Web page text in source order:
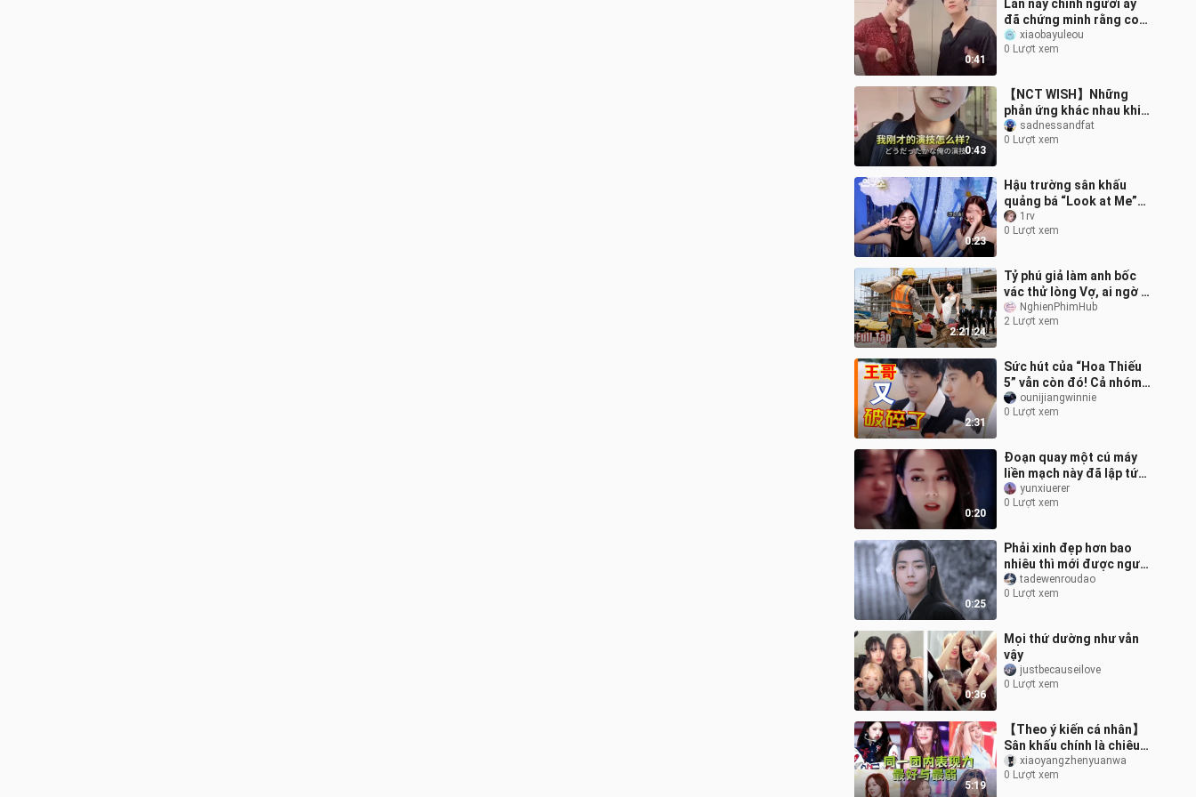
0:41
Lần này chính người ấy
đã chứng minh rằng con
người sống bên nhau lâu
ngày sẽ ngày càng giống
xiaobayuleou
0 Lượt xem
0:43
【NCT WISH】Những
phản ứng khác nhau khi
bị từ chối tỏ tình
sadnessandfat
0 Lượt xem
0:23
Hậu trường sân khấu
quảng bá “Look at Me”
của Tử Du – bản cắt
1rv
0 Lượt xem
2:21:24
Tỷ phú giả làm anh bốc
vác thử lòng Vợ, ai ngờ bị
cô khinh thường ép ly
hôn #phimhay
NghienPhimHub
2 Lượt xem
2:31
Sức hút của “Hoa Thiếu
5” vẫn còn đó! Cả nhóm
cùng nhau ăn tối, nói
chuyện mãi chẳng dứt!
ounijiangwinnie
0 Lượt xem
0:20
Đoạn quay một cú máy
liền mạch này đã lập tức
trở thành kinh điển!
yunxiuerer
0 Lượt xem
0:25
Phải xinh đẹp hơn bao
nhiêu thì mới được người
ta nhớ mãi như vậy
tadewenroudao
0 Lượt xem
0:36
Mọi thứ dường như vẫn
vậy
justbecauseilove
0 Lượt xem
5:19
【Theo ý kiến cá nhân】
Sân khấu chính là chiêu
bài lợi hại nhất của idol!
Sự chênh lệch về khả
xiaoyangzhenyuanwa
0 Lượt xem